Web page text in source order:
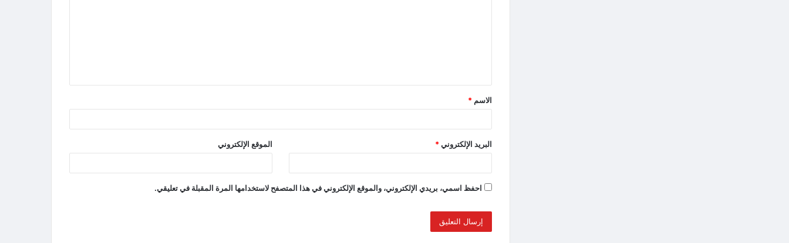
الاسم *
البريد الإلكتروني* الموقع الإلكتروني
احفظ اسمي، بريدي الإلكتروني، والموقع الإلكتروني في هذا المتصفح لاستخدامها المرة المقبلة في تعليقي.